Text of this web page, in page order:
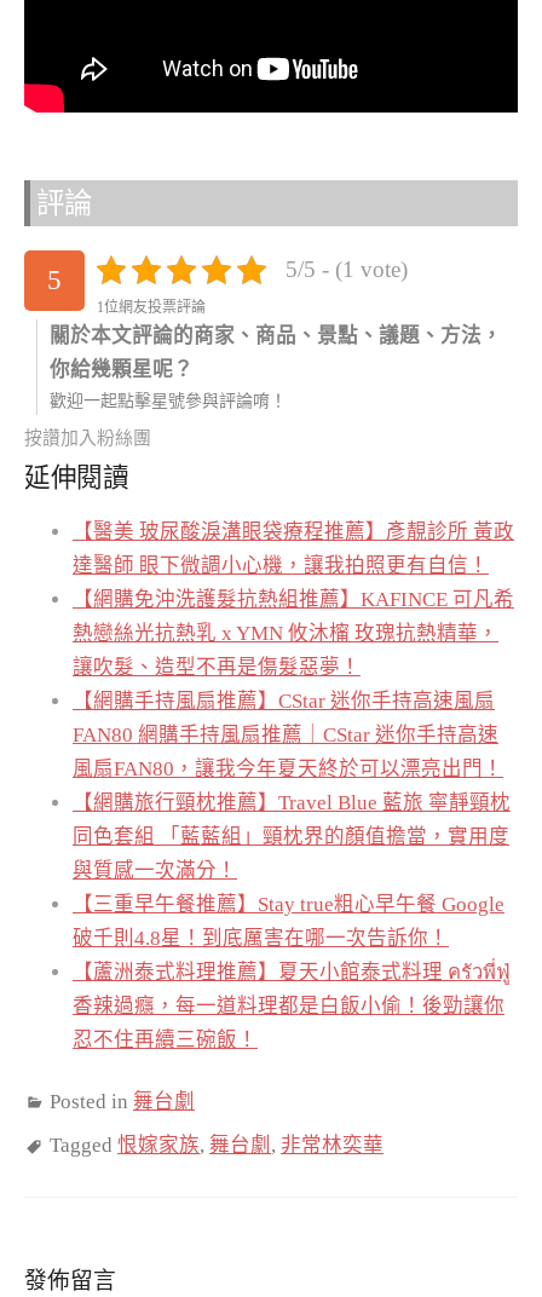
評論
5 5/5 - (1 vote)
1位網友投票評論
關於本文評論的商家、商品、景點、議題、方法，
你給幾顆星呢？
歡迎一起點擊星號參與評論唷！
按讚加入粉絲團
延伸閱讀
【醫美 玻尿酸淚溝眼袋療程推薦】彥靚診所 黃政
達醫師 眼下微調小心機，讓我拍照更有自信！
【網購免沖洗護髮抗熱組推薦】KAFINCE 可凡希
熱戀絲光抗熱乳 x YMN 攸沐橣 玫瑰抗熱精華，
讓吹髮、造型不再是傷髮惡夢！
【網購手持風扇推薦】CStar 迷你手持高速風扇
FAN80 網購手持風扇推薦｜CStar 迷你手持高速
風扇FAN80，讓我今年夏天終於可以漂亮出門！
【網購旅行頸枕推薦】Travel Blue 藍旅 寧靜頸枕
同色套組 「藍藍組」頸枕界的顏值擔當，實用度
與質感一次滿分！
【三重早午餐推薦】Stay true粗心早午餐 Google
破千則4.8星！到底厲害在哪一次告訴你！
【蘆洲泰式料理推薦】夏天小館泰式料理 ครัวพี่ฟู่
香辣過癮，每一道料理都是白飯小偷！後勁讓你
忍不住再續三碗飯！
Posted in 舞台劇
Tagged 恨嫁家族, 舞台劇 , 非常林奕華
發佈留言